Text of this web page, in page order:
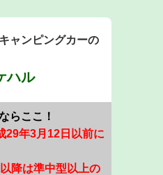
ャンピングカーの
ハル​​​​​​
らここ！
29年3月12日以前に
降は準中型以上の